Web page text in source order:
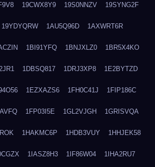
19CWX8Y9 19S0NNZV 19SYNG2F
19YDYQRW 1AU5Q96D 1AXWRT6R
1BI91YFQ 1BNJXLZ0 1BR5X4KO
1DBSQ817 1DRJ3XP8 1E2BYTZD
1EZXAZS6 1FH0C41J 1FIP186C
1FP03I5E 1GL2VJGH 1GRISVQA
1HAKMC6P 1HDB3VUY 1HHJEK58
1IASZ8H3 1IF86W04 1IHA2RU7